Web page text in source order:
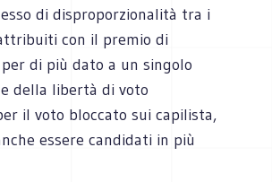
di disproporzionalità tra i
con il premio di
di più dato a un singolo
della libertà di voto
il voto bloccato sui capilista,
essere candidati in più